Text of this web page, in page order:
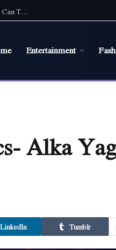
Top Cafe Food Suppliers in Sydney: Quality and Taste You Can Trust
Entertainment
Alka
LinkedIn Tumblr